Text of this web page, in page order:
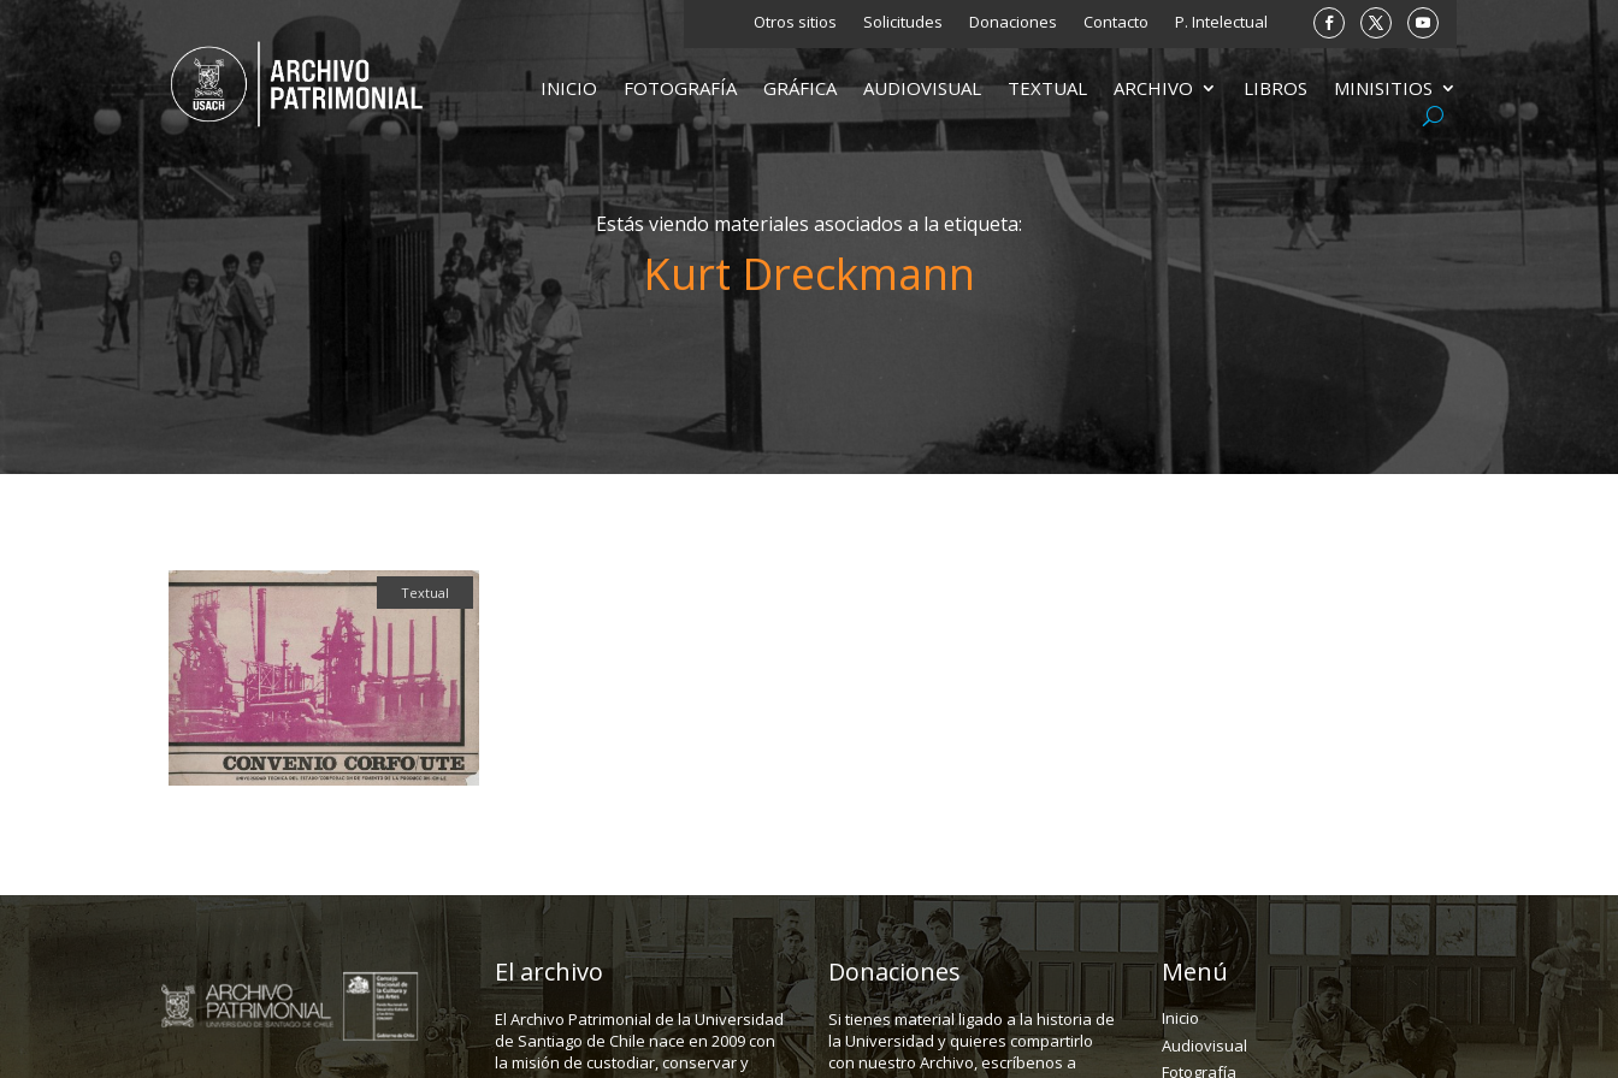
Otros sitios Solicitudes Donaciones Contacto P. Intelectual
INICIO FOTOGRAFÍA GRÁFICA AUDIOVISUAL TEXTUAL ARCHIVO LIBROS MINISITIOS
Estás viendo materiales asociados a la etiqueta:
Kurt Dreckmann
Textual
El archivo
El Archivo Patrimonial de la Universidad
de Santiago de Chile nace en 2009 con
la misión de custodiar, conservar y
Donaciones
Si tienes material ligado a la historia de
la Universidad y quieres compartirlo
con nuestro Archivo, escríbenos a
Menú
Inicio
Audiovisual
Fotografía